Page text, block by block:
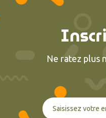
Ne ratez plus